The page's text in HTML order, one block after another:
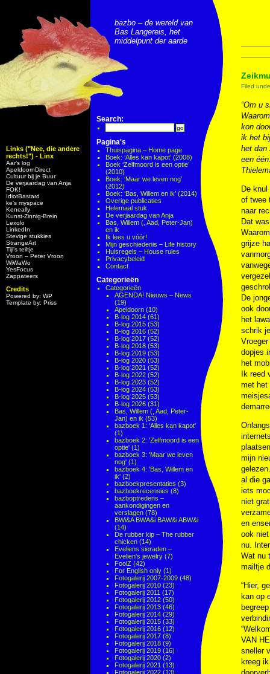
Links ("Nee, die andere
rechts!") - Linx
Aar’s log
ApeldoornDirect
Cultuur bij je Buur
De verjaardag van Anja
FOK!
IdiotBastard
ke's myspace
Keneally
Kunst-Zinnig-Brein
Lexolo
LinkedIn
Stevige stukkies
StrangeArt
Tijl’s teiltje
Vroon – Peter Vroon
WiWaWo
YesFocus
Zappateers
Credits
Powered by: WP
Template by: Priss
bazbo – de wereld van
Bas Langereis, het
middelpunt der aarde
Search:
Pagina's
Thuispagina – Home page
Boek: ‘Alles kan kapot’ (2008)
Boek ‘Zelfmoord is een optie’
(2010)
Boek: ‘Maar we leven nog’
(2012)
Boek: ‘Bas, Willem en ik’ (2014)
Overige publicaties
Helemaal stuk
De verjaardag van Anja
Bas, Willem (, Aad, Peter-Jan)
en ik
Ik lees u vóór!
Mijn geschiedenis – Life history
Huisregels – House rules
Privacybeleid
Contact
Categorieën
Categorieën
AGENDA! Nieuws – News
(19)
Apeldoorn (10)
B-log 2014 (61)
B-log 2015 (53)
B-log 2016 (52)
B-log 2017 (52)
B-log 2018 (53)
B-log 2019 (53)
B-log 2020 (53)
B-log 2021 (52)
B-log 2022 (52)
B-log 2023 (52)
B-log 2024 (53)
B-log 2025 (53)
B-log 2026 (31)
Bas, Willem (, Aad, Peter-
Jan) en ik (53)
bazboek 1: 'Alles kan kapot'
(1)
bazboek 2: 'Zelfmoord is een
optie' (1)
bazboek 3: 'Maar we leven
nog' (1)
bazboek 4: 'Bas, Willem en
ik' (2)
bazboekpresentaties (3)
bazboekrecensies (8)
bazboptredens –
aankondigingen en
verslagen (78)
BWi&A BWA&i BAW&i ABW&i
(14)
De rubber kip – The rubber
chicken (14)
Eveliens sieraden –
Evelien's jewelry (7)
FoolZ (42)
For English only (1)
Fotogalerij 2007-2009 (48)
Fotogalerij 2010 (23)
Fotogalerij 2011 (17)
Fotogalerij 2012 (50)
Fotogalerij 2013 (46)
Fotogalerij 2014 (29)
Fotogalerij 2015 (33)
Fotogalerij 2016 (12)
Fotogalerij 2017 (8)
Fotogalerij 2018 (9)
Fotogalerij 2019 (16)
Fotogalerij 2020 (2)
Fotogalerij 2021 (13)
Fotogalerij 2022 (13)
Filed
“Om u
kon
ik het
het dan
een
De
of twee
naar
Dat
grijze
De
ook
het
schrik
dopjes
het
Ik
met het
mijn
al die
iets
niet
en
ook
nu.
Wat nu
mailtje
“Hier,
kan op
VAN
sneller
kreeg